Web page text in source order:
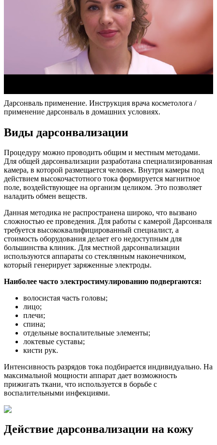
Дарсонваль применение. Инструкция врача косметолога /
применение дарсонваль в домашних условиях.
Виды дарсонвализации
Процедуру можно проводить общим и местным методами.
Для общей дарсонвализации разработана специализированная
камера, в которой размещается человек. Внутри камеры под
действием высокочастотного тока формируется магнитное
поле, воздействующее на организм целиком. Это позволяет
наладить обмен веществ.
Данная методика не распространена широко, что вызвано
сложностью ее проведения. Для работы с камерой Дарсонваля
требуется высококвалифицированный специалист, а
стоимость оборудования делает его недоступным для
большинства клиник. Для местной дарсонвализации
используются аппараты со стеклянным наконечником,
который генерирует заряженные электроды.
Наиболее часто электростимулированию подвергаются:
волосистая часть головы;
лицо;
плечи;
спина;
отдельные воспалительные элементы;
локтевые суставы;
кисти рук.
Интенсивность разрядов тока подбирается индивидуально. На
максимальной мощности аппарат дает возможность
прижигать ткани, что используется в борьбе с
воспалительными инфекциями.
Действие дарсонвализации на кожу